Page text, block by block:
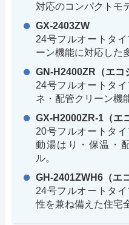
対応のコンパクトモ
GX-2403ZW
24号フルオートタ
ーン機能に対応した
GN-H2400ZR（エコ
24号フルオートタ
ネ・配管クリーン機
GX-H2000ZR-1（エ
20号フルオートタ
動湯はり・保温・
ル。
GH-2401ZWH6（エ
24号フルオートタ
性を兼ね備えた住宅